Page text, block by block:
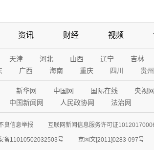
资讯 财经 视频
天津 河北 山西 辽宁 吉林
广西 海南 重庆 四川 贵州
新华网 中国网 国际在线 央视网
中国新闻网 人民政协网 法治网
良信息举报 互联网新闻信息服务许可证
备11010502032503号 京网文[2011]0283-097号